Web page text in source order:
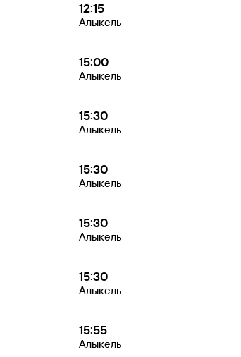
12:15
Алыкель
15:00
Алыкель
15:30
Алыкель
15:30
Алыкель
15:30
Алыкель
15:30
Алыкель
15:55
Алыкель